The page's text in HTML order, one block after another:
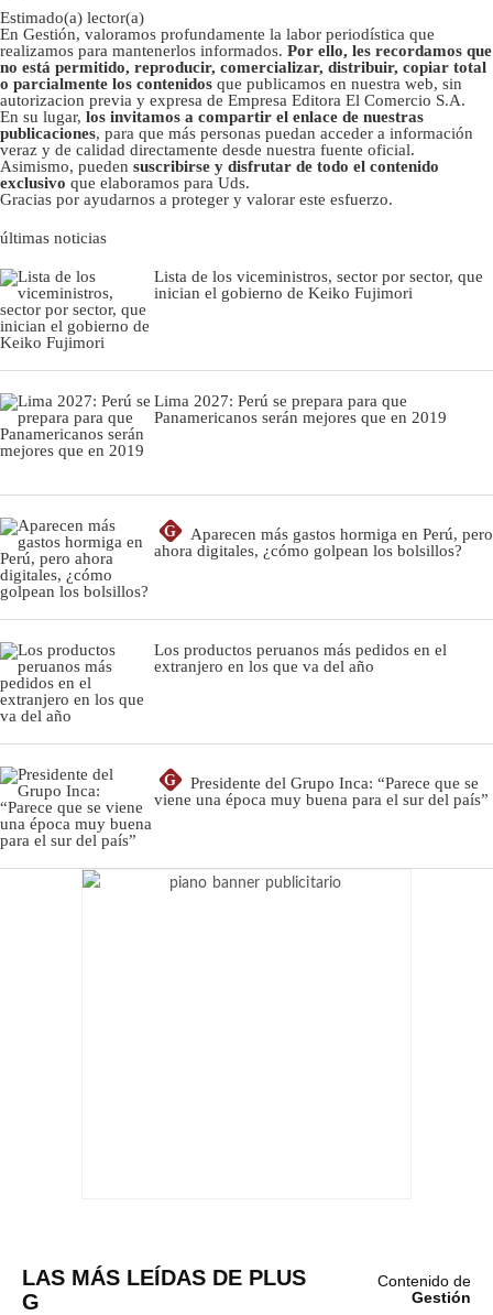
Estimado(a) lector(a)
En Gestión, valoramos profundamente la labor periodística que
realizamos para mantenerlos informados. Por ello, les recordamos que
no está permitido, reproducir, comercializar, distribuir, copiar total
o parcialmente los contenidos que publicamos en nuestra web, sin
autorizacion previa y expresa de Empresa Editora El Comercio S.A.
En su lugar, los invitamos a compartir el enlace de nuestras
publicaciones, para que más personas puedan acceder a información
veraz y de calidad directamente desde nuestra fuente oficial.
Asimismo, pueden suscribirse y disfrutar de todo el contenido
exclusivo que elaboramos para Uds.
Gracias por ayudarnos a proteger y valorar este esfuerzo.
últimas noticias
Lista de los viceministros, sector por sector, que
inician el gobierno de Keiko Fujimori
Lima 2027: Perú se prepara para que
Panamericanos serán mejores que en 2019
G
Aparecen más gastos hormiga en Perú, pero
ahora digitales, ¿cómo golpean los bolsillos?
Los productos peruanos más pedidos en el
extranjero en los que va del año
G
Presidente del Grupo Inca: “Parece que se
viene una época muy buena para el sur del país”
LAS MÁS LEÍDAS DE PLUS
G
Contenido de
Gestión